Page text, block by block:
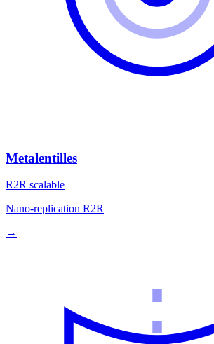
Metalentilles
R2R scalable
Nano-replication R2R
→